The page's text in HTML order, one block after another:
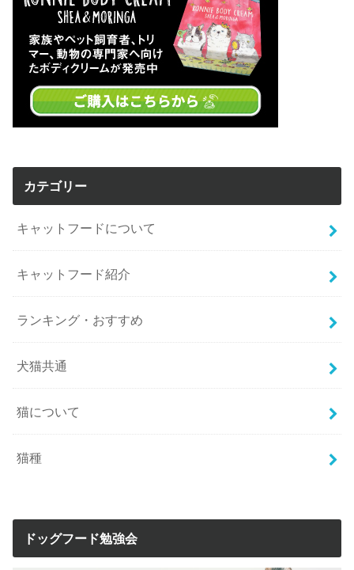
カテゴリー
キャットフードについて
キャットフード紹介
ランキング・おすすめ
犬猫共通
猫について
猫種
ドッグフード勉強会